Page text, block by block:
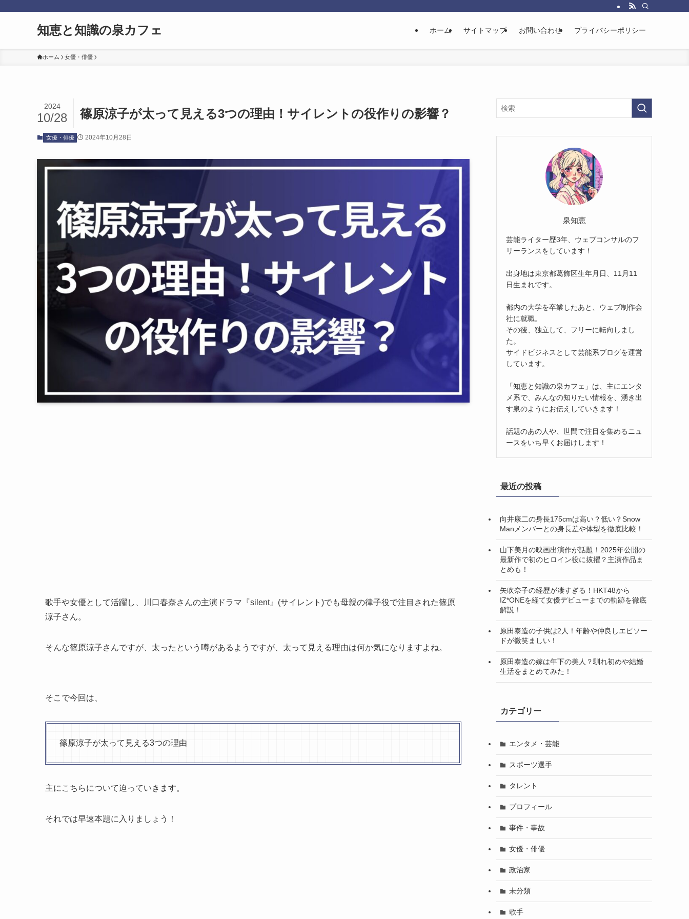
知恵と知識の泉カフェ ホーム サイトマップ お問い合わせ プライバシーポリシー
ホーム 女優・俳優
篠原涼子が太って見える3つの理由！サイレントの役作りの影響？
2024
10/28
女優・俳優 2024年10月28日
歌手や女優として活躍し、川口春奈さんの主演ドラマ『silent』(サイレント)でも母親の律子役で注目された篠原
涼子さん。
そんな篠原涼子さんですが、太ったという噂があるようですが、太って見える理由は何か気になりますよね。
そこで今回は、
篠原涼子が太って見える3つの理由
主にこちらについて迫っていきます。
それでは早速本題に入りましょう！
泉知恵
芸能ライター歴3年、ウェブコンサルのフ
リーランスをしています！
出身地は東京都葛飾区生年月日、11月11
日生まれです。
都内の大学を卒業したあと、ウェブ制作会
社に就職。
その後、独立して、フリーに転向しまし
た。
サイドビジネスとして芸能系ブログを運営
しています。
「知恵と知識の泉カフェ」は、主にエンタ
メ系で、みんなの知りたい情報を、湧き出
す泉のようにお伝えしていきます！
話題のあの人や、世間で注目を集めるニュ
ースをいち早くお届けします！
最近の投稿
向井康二の身長175cmは高い？低い？Snow
Manメンバーとの身長差や体型を徹底比較！
山下美月の映画出演作が話題！2025年公開の
最新作で初のヒロイン役に抜擢？主演作品ま
とめも！
矢吹奈子の経歴が凄すぎる！HKT48から
IZ*ONEを経て女優デビューまでの軌跡を徹底
解説！
原田泰造の子供は2人！年齢や仲良しエピソー
ドが微笑ましい！
原田泰造の嫁は年下の美人？馴れ初めや結婚
生活をまとめてみた！
カテゴリー
エンタメ・芸能
スポーツ選手
タレント
プロフィール
事件・事故
女優・俳優
政治家
未分類
歌手